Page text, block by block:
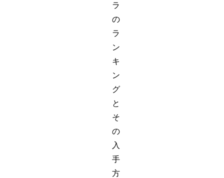
ラ
の
ラ
ン
キ
ン
グ
と
そ
の
入
手
方